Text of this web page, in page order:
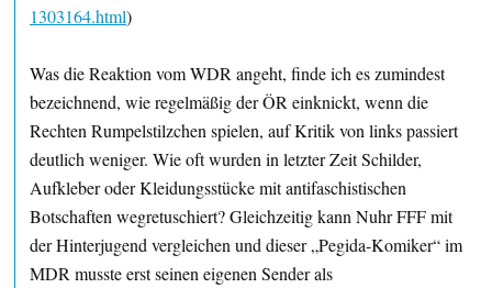
1303164.html)
Was die Reaktion vom WDR angeht, finde ich es zumindest
bezeichnend, wie regelmäßig der ÖR einknickt, wenn die
Rechten Rumpelstilzchen spielen, auf Kritik von links passiert
deutlich weniger. Wie oft wurden in letzter Zeit Schilder,
Aufkleber oder Kleidungsstücke mit antifaschistischen
Botschaften wegretuschiert? Gleichzeitig kann Nuhr FFF mit
der Hinterjugend vergleichen und dieser „Pegida-Komiker“ im
MDR musste erst seinen eigenen Sender als